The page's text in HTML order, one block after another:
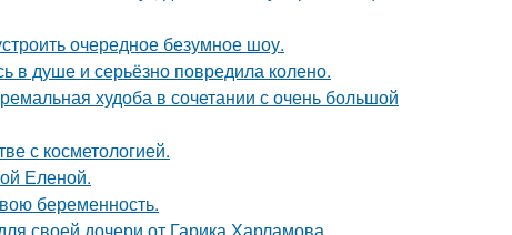
очередное безумное шоу.
в душе и серьёзно повредила колено.
худоба в сочетании с очень большой
с косметологией.
Еленой.
беременность.